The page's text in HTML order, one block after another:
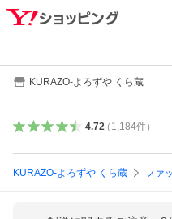
KURAZO-よろずや くら蔵
4.72（ 1,184件）
KURAZO-よろずや くら蔵 ファ